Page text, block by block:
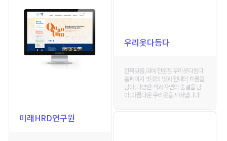
우리옷다듬다
한복맞춤,대여 전문점 우리옷다듬다
홈페이지 옛것의 멋과 현대의 흐름을
담아, 다양한 색과 자연의 숨결을 담
아, 아름다운 우리옷을 지어냅니다.
미래HRD연구원